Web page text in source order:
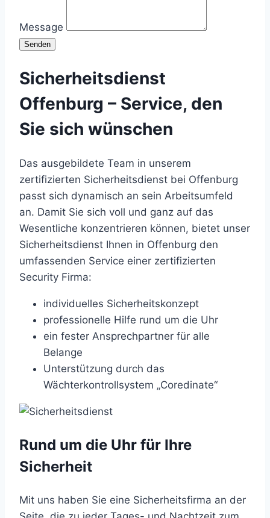
Message
Senden
Sicherheitsdienst
Offenburg – Service, den
Sie sich wünschen
Das ausgebildete Team in unserem
zertifizierten Sicherheitsdienst bei Offenburg
passt sich dynamisch an sein Arbeitsumfeld
an. Damit Sie sich voll und ganz auf das
Wesentliche konzentrieren können, bietet unser
Sicherheitsdienst Ihnen in Offenburg den
umfassenden Service einer zertifizierten
Security Firma:
individuelles Sicherheitskonzept
professionelle Hilfe rund um die Uhr
ein fester Ansprechpartner für alle
Belange
Unterstützung durch das
Wächterkontrollsystem „Coredinate“
Rund um die Uhr für Ihre
Sicherheit
Mit uns haben Sie eine Sicherheitsfirma an der